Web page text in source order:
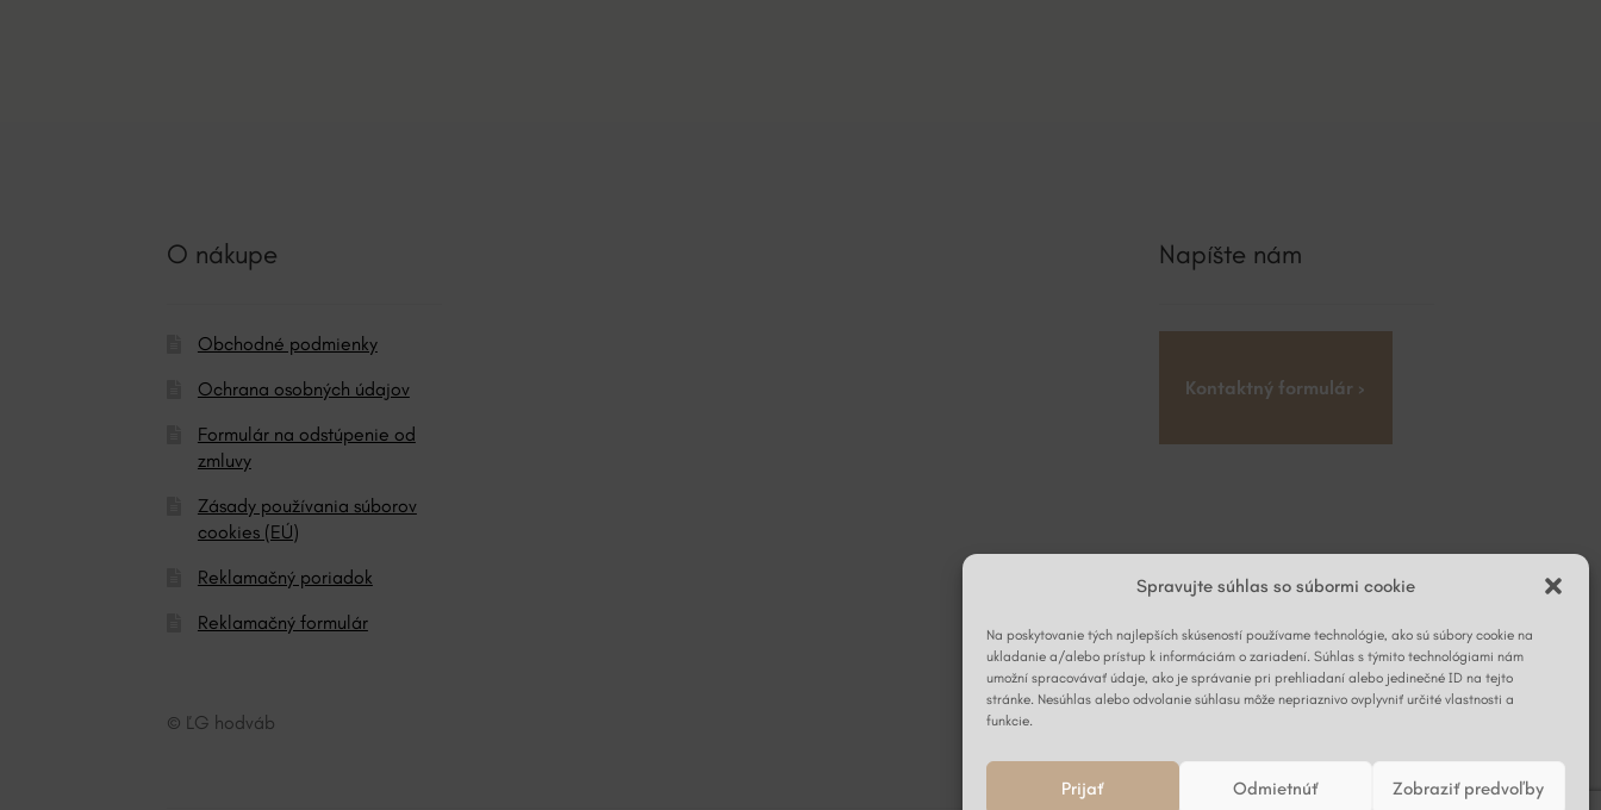
Spravujte súhlas so súbormi cookie
Na poskytovanie tých najlepších skúseností používame technológie, ako sú súbory cookie na
ukladanie a/alebo prístup k informáciám o zariadení. Súhlas s týmito technológiami nám
umožní spracovávať údaje, ako je správanie pri prehliadaní alebo jedinečné ID na tejto
stránke. Nesúhlas alebo odvolanie súhlasu môže nepriaznivo ovplyvniť určité vlastnosti a
funkcie.
Prijať Odmietnúť Zobraziť predvoľby
e
O nákupe
Obchodné podmienky
Ochrana osobných údajov
Formulár na odstúpenie od
zmluvy
Zásady používania súborov
cookies (EÚ)
Reklamačný poriadok
Reklamačný formulár
© ĽG hodváb
Napíšte nám
Kontaktný formulár ›